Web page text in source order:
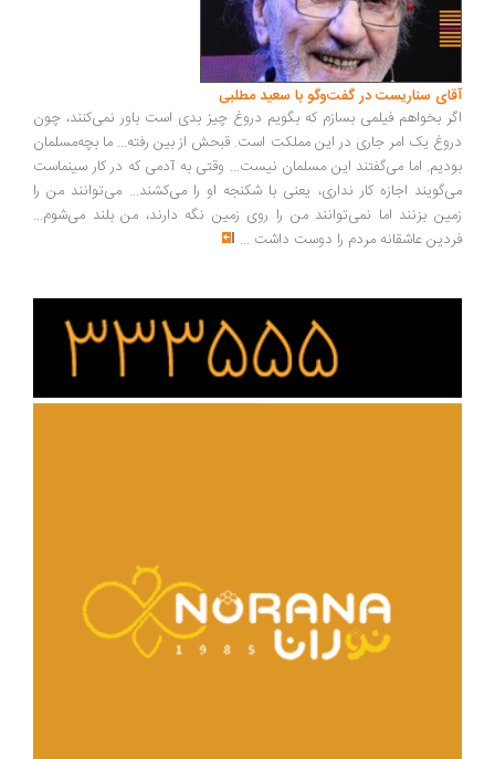
سناریست در گفت‌وگو با سعید مطلبی
بخواهم فیلمی بسازم که بگویم دروغ چیز بدی است باور نمی‌کنند، چون
یک امر جاری در این مملکت است. قبحش از بین رفته... ما بچه‌مسلمان
اما می‌گفتند این مسلمان نیست... وقتی به آدمی که در کار سینماست
اجازه کار نداری، یعنی با شکنجه او را می‌کشند... می‌توانند من را
بزنند اما نمی‌توانند من را روی زمین نگه دارند، من بلند می‌شوم...
عاشقانه مردم را دوست داشت ...